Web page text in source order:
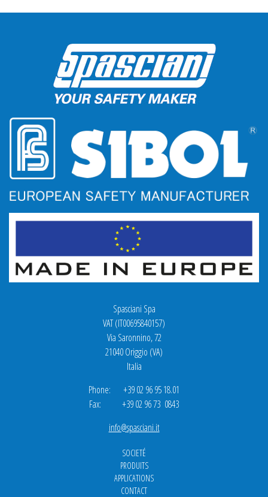
Spasciani Spa
VAT (IT00695840157)
Via Saronnino, 72
21040 Origgio (VA)
Italia
Phone: +39 02 96 95 18.01
Fax: +39 02 96 73 0843
info@spasciani.it
SOCIETÉ
PRODUITS
APPLICATIONS
CONTACT